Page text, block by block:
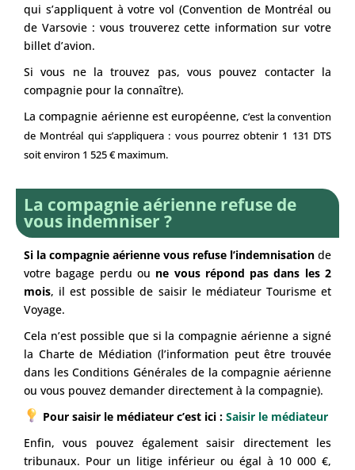
qui s’appliquent à votre vol (Convention de Montréal ou
de Varsovie : vous trouverez cette information sur votre
billet d’avion.
Si vous ne la trouvez pas, vous pouvez contacter la
compagnie pour la connaître).
La compagnie aérienne est européenne, c’est la convention
de Montréal qui s’appliquera : vous pourrez obtenir 1 131 DTS
soit environ 1 525 € maximum.
La compagnie aérienne refuse de
vous indemniser ?
Si la compagnie aérienne vous refuse l’indemnisation de
votre bagage perdu ou ne vous répond pas dans les 2
mois, il est possible de saisir le médiateur Tourisme et
Voyage.
Cela n’est possible que si la compagnie aérienne a signé
la Charte de Médiation (l’information peut être trouvée
dans les Conditions Générales de la compagnie aérienne
ou vous pouvez demander directement à la compagnie).
Pour saisir le médiateur c’est ici : Saisir le médiateur
Enfin, vous pouvez également saisir directement les
tribunaux. Pour un litige inférieur ou égal à 10 000 €,